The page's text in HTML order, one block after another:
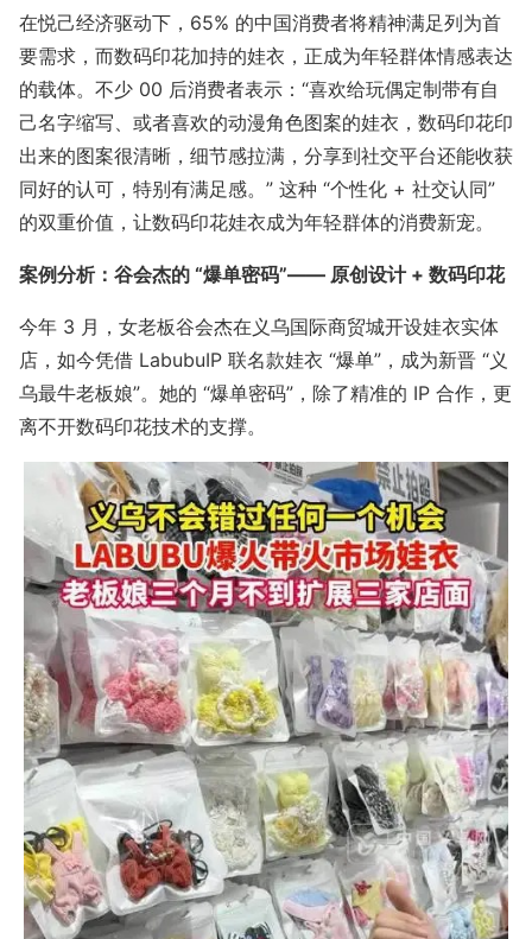
在悦己经济驱动下，65% 的中国消费者将精神满足列为首
要需求，而数码印花加持的娃衣，正成为年轻群体情感表达
的载体。不少 00 后消费者表示：“喜欢给玩偶定制带有自
己名字缩写、或者喜欢的动漫角色图案的娃衣，数码印花印
出来的图案很清晰，细节感拉满，分享到社交平台还能收获
同好的认可，特别有满足感。” 这种 “个性化 + 社交认同”
的双重价值，让数码印花娃衣成为年轻群体的消费新宠。
案例分析：谷会杰的 “爆单密码”—— 原创设计 + 数码印花
今年 3 月，女老板谷会杰在义乌国际商贸城开设娃衣实体
店，如今凭借 LabubuIP 联名款娃衣 “爆单”，成为新晋 “义
乌最牛老板娘”。她的 “爆单密码”，除了精准的 IP 合作，更
离不开数码印花技术的支撑。